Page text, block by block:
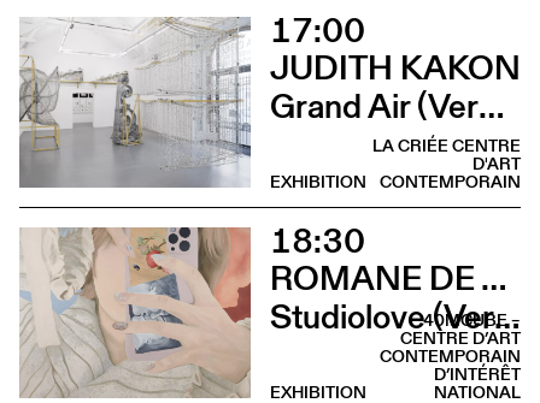
17:00
JUDITH KAKON
Grand Air (Vernissage)
LA CRIÉE CENTRE
D'ART
CONTEMPORAIN
EXHIBITION
18:30
ROMANE DE WATTEVILLE
Studiolove (Vernissage)
40MCUBE –
CENTRE D’ART
CONTEMPORAIN
D’INTÉRÊT
NATIONAL
EXHIBITION